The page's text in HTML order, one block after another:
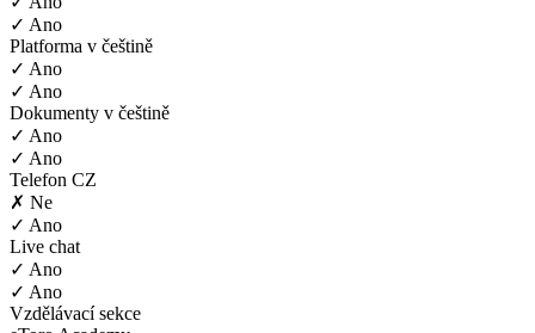
✓ Ano
Platforma v češtině
✓ Ano
✓ Ano
Dokumenty v češtině
✓ Ano
✓ Ano
Telefon CZ
✗ Ne
✓ Ano
Live chat
✓ Ano
✓ Ano
Vzdělávací sekce